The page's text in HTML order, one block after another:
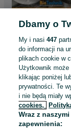
Dbamy o
My i nasi447
do informacji na
plikach cookie w
Użytkownik
klikając poniżej
prywatności. Te
i nie będą miały
cookies,
Wraz z
zapewnienia: